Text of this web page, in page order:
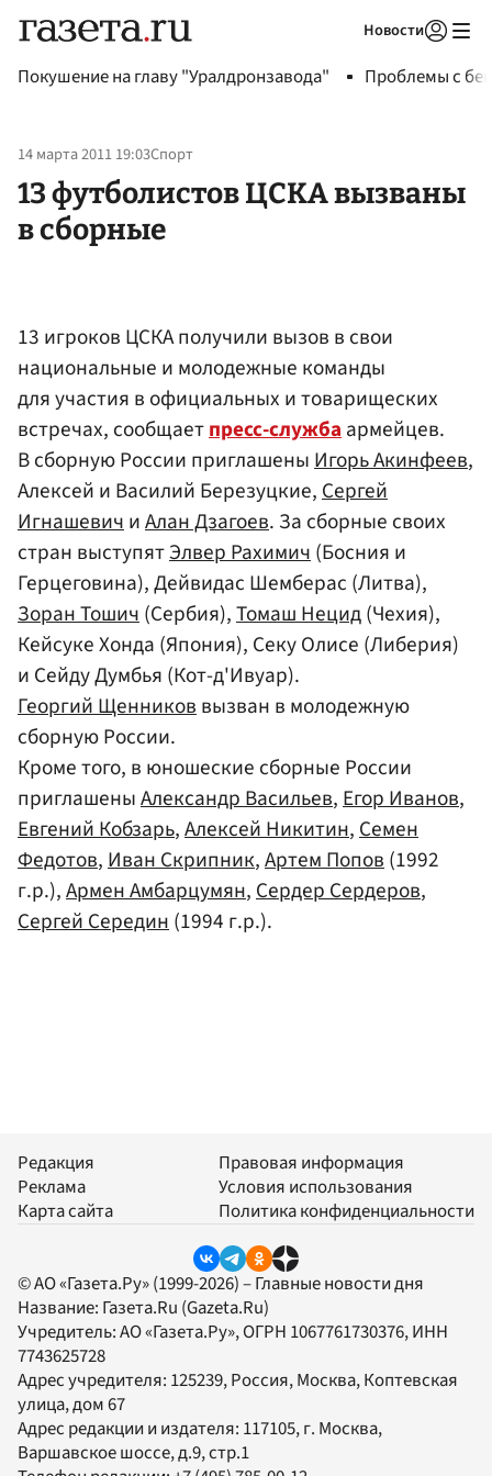
Новости
Покушение на главу "Уралдронзавода" Проблемы с
14 марта 2011 19:03Спорт
13 футболистов ЦСКА вызваны
в сборные
13 игроков ЦСКА получили вызов в свои
национальные и молодежные команды
для участия в официальных и товарищеских
встречах, сообщаетпресс-службаармейцев.
В сборную России приглашеныИгорь Акинфеев,
Алексей и Василий Березуцкие,Сергей
ИгнашевичиАлан Дзагоев. За сборные своих
стран выступятЭлвер Рахимич(Босния и
Герцеговина), Дейвидас Шемберас (Литва),
Зоран Тошич(Сербия),Томаш Нецид(Чехия),
Кейсуке Хонда (Япония), Секу Олисе (Либерия)
и Сейду Думбья (Кот-д'Ивуар).
Георгий Щенниковвызван в молодежную
сборную России.
Кроме того, в юношеские сборные России
приглашеныАлександр Васильев,Егор Иванов,
Евгений Кобзарь,Алексей Никитин,Семен
Федотов,Иван Скрипник,Артем Попов(1992
г.р.),Армен Амбарцумян,Сердер Сердеров,
Сергей Середин(1994 г.р.).
Редакция
Реклама
Карта сайта
Правовая информация
Условия использования
Политика конфиденциальности
© АО «Газета.Ру» (1999-2026) – Главные новости дня
Название: Газета.Ru (Gazeta.Ru)
Учредитель:АО «Газета.Ру», ОГРН 1067761730376, ИНН
7743625728
Адрес учредителя: 125239, Россия, Москва, Коптевская
улица, дом 67
Адрес редакции и издателя: 117105, г. Москва,
Варшавское шоссе, д.9, стр.1